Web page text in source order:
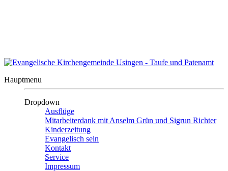
Hauptmenu
Dropdown
Ausflüge
Mitarbeiterdank mit Anselm Grün und Sigrun Richter
Kinderzeitung
Evangelisch sein
Kontakt
Service
Impressum